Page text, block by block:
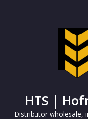
HTS |
Distributor wholesale,